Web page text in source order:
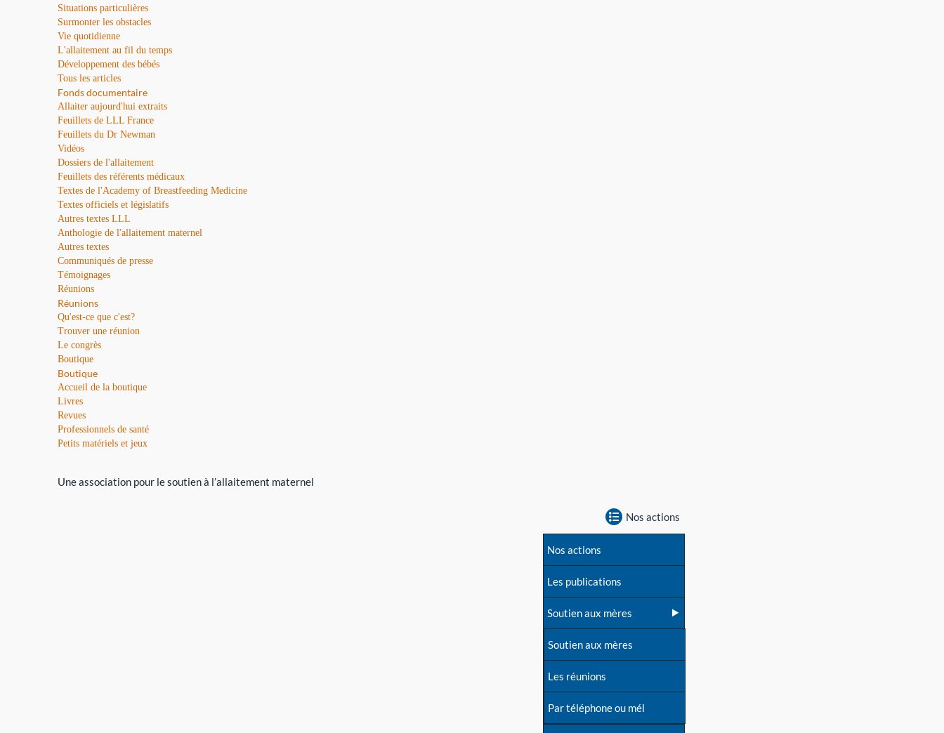
Situations particulières
Surmonter les obstacles
Vie quotidienne
L'allaitement au fil du temps
Développement des bébés
Tous les articles
Fonds documentaire
Allaiter aujourd'hui extraits
Feuillets de LLL France
Feuillets du Dr Newman
Vidéos
Dossiers de l'allaitement
Feuillets des référents médicaux
Textes de l'Academy of Breastfeeding Medicine
Textes officiels et législatifs
Autres textes LLL
Anthologie de l'allaitement maternel
Autres textes
Communiqués de presse
Témoignages
Réunions
Réunions
Qu'est-ce que c'est?
Trouver une réunion
Le congrès
Boutique
Boutique
Accueil de la boutique
Livres
Revues
Professionnels de santé
Petits matériels et jeux
Une association pour le soutien à l’allaitement maternel
Nos actions
Nos actions
Les publications
Soutien aux mères
Soutien aux mères
Les réunions
Par téléphone ou mél